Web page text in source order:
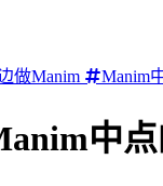
做Manim Manim
中